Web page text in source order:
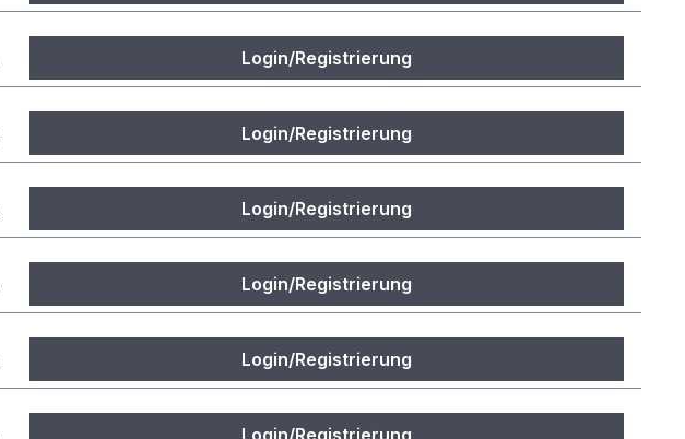
Login/Registrierung
Login/Registrierung
Login/Registrierung
Login/Registrierung
Login/Registrierung